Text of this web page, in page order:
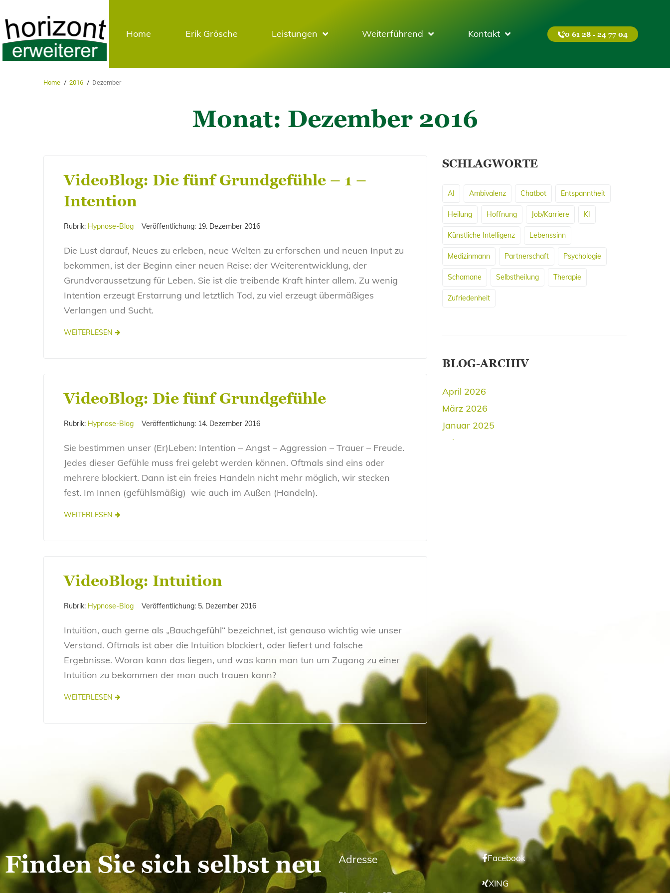
Home Erik Grösche Leistungen Weiterführend Kontakt 0 61 28 - 24 77 04
Home / 2016 / Dezember
Monat: Dezember 2016
VideoBlog: Die fünf Grundgefühle – 1 –
Intention
Rubrik: Hypnose-Blog Veröffentlichung: 19. Dezember 2016
Die Lust darauf, Neues zu erleben, neue Welten zu erforschen und neuen Input zu
bekommen, ist der Beginn einer neuen Reise: der Weiterentwicklung, der
Grundvoraussetzung für Leben. Sie ist die treibende Kraft hinter allem. Zu wenig
Intention erzeugt Erstarrung und letztlich Tod, zu viel erzeugt übermäßiges
Verlangen und Sucht.
WEITERLESEN
VideoBlog: Die fünf Grundgefühle
Rubrik: Hypnose-Blog Veröffentlichung: 14. Dezember 2016
Sie bestimmen unser (Er)Leben: Intention – Angst – Aggression – Trauer – Freude.
Jedes dieser Gefühle muss frei gelebt werden können. Oftmals sind eins oder
mehrere blockiert. Dann ist ein freies Handeln nicht mehr möglich, wir stecken
fest. Im Innen (gefühlsmäßig) wie auch im Außen (Handeln).
WEITERLESEN
VideoBlog: Intuition
Rubrik: Hypnose-Blog Veröffentlichung: 5. Dezember 2016
Intuition, auch gerne als „Bauchgefühl“ bezeichnet, ist genauso wichtig wie unser
Verstand. Oftmals ist aber die Intuition blockiert, oder liefert und falsche
Ergebnisse. Woran kann das liegen, und was kann man tun um Zugang zu einer
Intuition zu bekommen der man auch trauen kann?
WEITERLESEN
SCHLAGWORTE
AI Ambivalenz Chatbot Entspanntheit
Heilung Hoffnung Job/Karriere KI
Künstliche Intelligenz Lebenssinn
Medizinmann Partnerschaft Psychologie
Schamane Selbstheilung Therapie
Zufriedenheit
BLOG-ARCHIV
April 2026
März 2026
Januar 2025
Februar 2019
Oktober 2015
Finden Sie sich selbst neu Adresse Facebook
XING